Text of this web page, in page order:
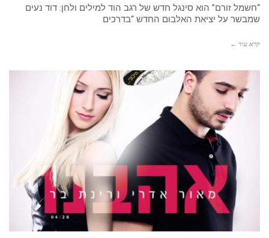
“חשמל זורם” הוא סינגל חדש של רגב הוד למילים ולחן: דוד נעים
שמבשר על יציאת האלבום החדש “בדרכים
קרא עוד ←